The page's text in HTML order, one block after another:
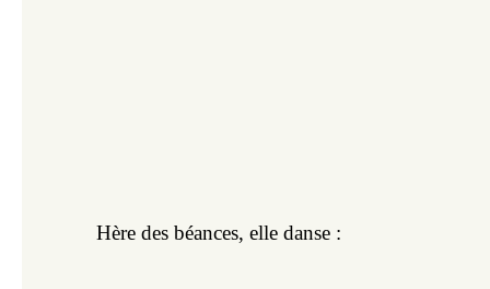
Hère des béances, elle danse :